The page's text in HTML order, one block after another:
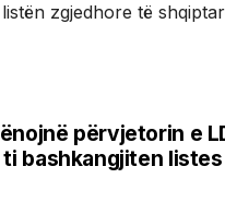
zgjedhore të
përvjetorin e
ti bashkangjiten